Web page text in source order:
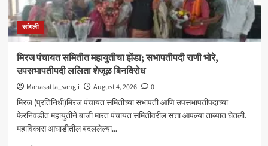
निशाणा
सांगली
मिरज पंचायत समितीत महायुतीचा झेंडा; सभापतीपदी राणी भोरे,
उपसभापतीपदी ललिता शेजूळ बिनविरोध
Mahasatta_sangli August 4, 2026
0
मिरज (प्रतिनिधी)मिरज पंचायत समितीच्या सभापती आणि उपसभापतीपदाच्या
फेरनिवडीत महायुतीने बाजी मारत पंचायत समितीवरील सत्ता आपल्या ताब्यात घेतली.
महाविकास आघाडीतील बदललेल्या...